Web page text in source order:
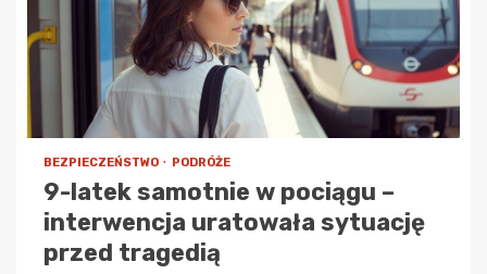
BEZPIECZEŃSTWO PODRÓŻE
9-latek samotnie w pociągu –
interwencja uratowała sytuację
przed tragedią